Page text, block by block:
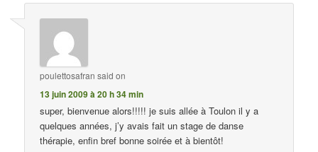
poulettosafran said on
13 juin 2009 à 20 h 34 min
super, bienvenue alors!!!!! je suis allée à Toulon il y a
quelques années, j’y avais fait un stage de danse
thérapie, enfin bref bonne soirée et à bientôt!